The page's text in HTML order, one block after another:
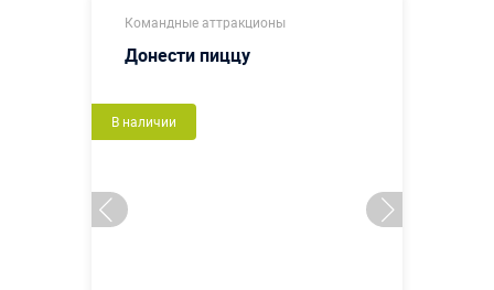
Командные аттракционы
Донести пиццу
В наличии